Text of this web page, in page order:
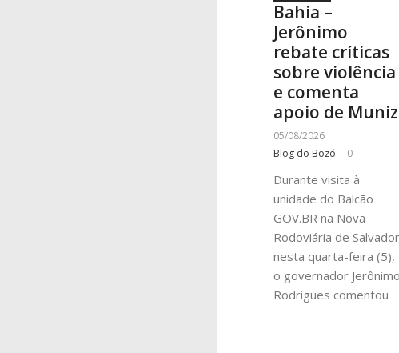
Bahia –
Jerônimo
rebate críticas
sobre violência
e comenta
apoio de Muniz
05/08/2026
Blog do Bozó
0
Durante visita à
unidade do Balcão
GOV.BR na Nova
Rodoviária de
nesta quarta-feira (5),
o governador Jerônimo
Rodrigues comentou